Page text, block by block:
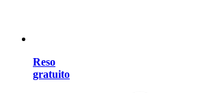
Reso
gratuito